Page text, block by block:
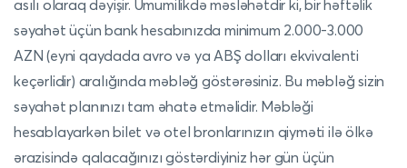
asılı olaraq dəyişir. Ümumilikdə məsləhətdir ki, bir həftəlik
səyahət üçün bank hesabınızda minimum 2.000-3.000
AZN (eyni qaydada avro və ya ABŞ dolları ekvivalenti
keçərlidir) aralığında məbləğ göstərəsiniz. Bu məbləğ sizin
səyahət planınızı tam əhatə etməlidir. Məbləği
hesablayarkən bilet və otel bronlarınızın qiyməti ilə ölkə
ərazisində qalacağınızı göstərdiyiniz hər gün üçün